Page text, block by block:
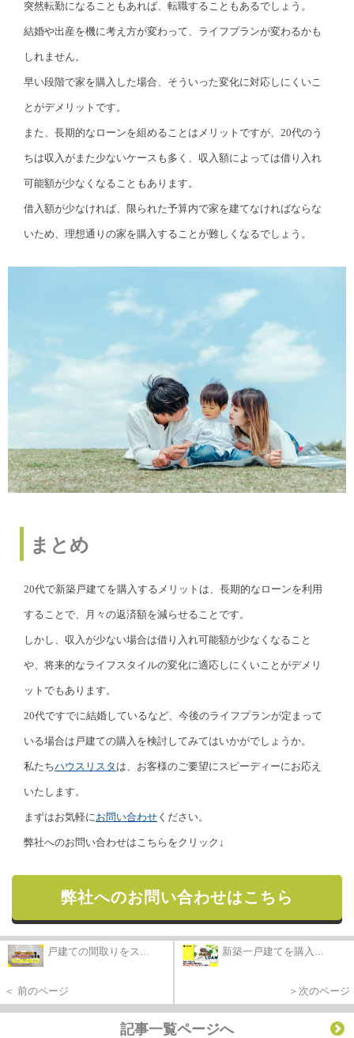
突然転勤になることもあれば、転職することもあるでしょう。
結婚や出産を機に考え方が変わって、ライフプランが変わるかも
しれません。
早い段階で家を購入した場合、そういった変化に対応しにくいこ
とがデメリットです。
また、長期的なローンを組めることはメリットですが、20代のう
ちは収入がまた少ないケースも多く、収入額によっては借り入れ
可能額が少なくなることもあります。
借入額が少なければ、限られた予算内で家を建てなければならな
いため、理想通りの家を購入することが難しくなるでしょう。
まとめ
20代で新築戸建てを購入するメリットは、長期的なローンを利用
することで、月々の返済額を減らせることです。
しかし、収入が少ない場合は借り入れ可能額が少なくなること
や、将来的なライフスタイルの変化に適応しにくいことがデメリ
ットでもあります。
20代ですでに結婚しているなど、今後のライフプランが定まって
いる場合は戸建ての購入を検討してみてはいかがでしょうか。
私たちハウスリスタ は、お客様のご要望にスピーディーにお応え
いたします。
まずはお気軽に お問い合わせ ください。
弊社へのお問い合わせはこちらをクリック↓
弊社へのお問い合わせはこちら
戸建ての間取りをス...
＜ 前のページ
新築一戸建てを購入...
＞次のページ
記事一覧ページへ